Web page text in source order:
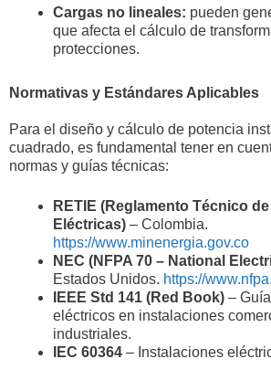
Cargas no lineales: pueden
que afecta el cálculo de
protecciones.
Normativas y Estándares Aplicables
Para el diseño y cálculo de potencia
cuadrado, es fundamental tener en
normas y guías técnicas:
RETIE (Reglamento Técnico
Eléctricas) – Colombia.
https://www.minenergia.gov.co
NEC (NFPA 70 – National
Estados Unidos. https://
IEEE Std 141 (Red Book) –
eléctricos en instalaciones
industriales.
IEC 60364 – Instalaciones